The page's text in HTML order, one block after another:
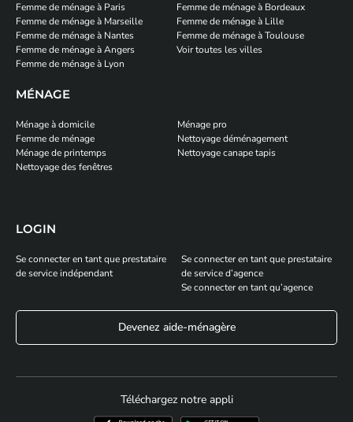
Femme de ménage à Paris
Femme de ménage à Marseille
Femme de ménage à Nantes
Femme de ménage à Angers
Femme de ménage à Lyon
Femme de ménage à Bordeaux
Femme de ménage à Lille
Femme de ménage à Toulouse
Voir toutes les villes
MÉNAGE
Ménage à domicile
Femme de ménage
Ménage de printemps
Nettoyage des fenêtres
Ménage pro
Nettoyage déménagement
Nettoyage canape tapis
LOGIN
Se connecter en tant que prestataire
de service indépendant
Se connecter en tant que prestataire
de service d’agence
Se connecter en tant qu’agence
Devenez aide-ménagère
Téléchargez notre appli